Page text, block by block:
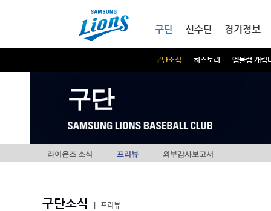
구단
구단소식 히스토리 엠블럼 캐릭
선수단 경기정보
구단
라이온즈 소식 프리뷰 외부감사보고서
구단소식
프리뷰